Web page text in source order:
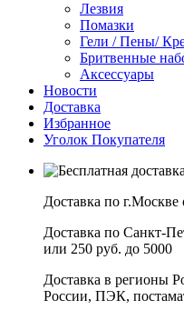
Лезвия
Помазки
Гели / Пены/
Бритвенные
Аксессуары
Новости
Доставка
Избранное
Уголок Покупателя
Доставка по г.Москве
Доставка по Санкт-
или 250 руб. до 5000
Доставка в регионы
России, ПЭК,